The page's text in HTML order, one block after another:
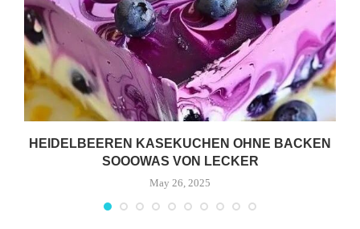
HEIDELBEEREN KASEKUCHEN OHNE BACKEN
SOOOWAS VON LECKER
May 26, 2025